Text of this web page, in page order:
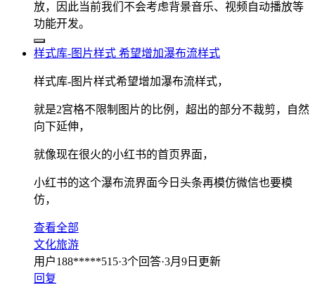
放，因此当前我们不会考虑背景音乐、视频自动播放等
功能开发。
样式库-图片样式 希望增加瀑布流样式
样式库-图片样式希望增加瀑布流样式，
就是2宫格不限制图片的比例，超出的部分不裁剪，自然
向下延伸，
就像现在很火的小红书的首页界面，
小红书的这个瀑布流界面今日头条再模仿微信也要模
仿，
查看全部
文化旅游
用户188*****515·3个回答·3月9日更新
回复